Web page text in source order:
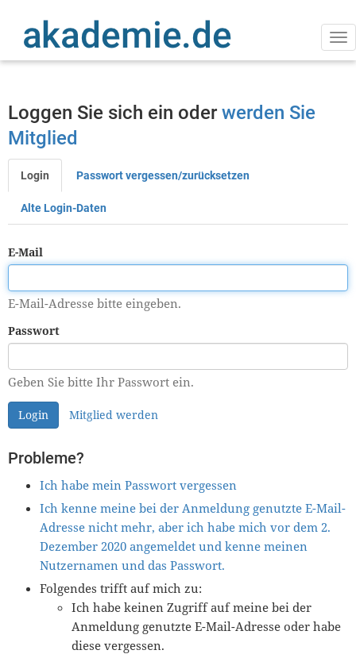
Inhalt
Loggen Sie sich ein oder werden Sie
Mitglied
Primäre
Reiter
Login Passwort vergessen/zurücksetzen
Alte Login-Daten
E-Mail
E-Mail-Adresse bitte eingeben.
Passwort
Geben Sie bitte Ihr Passwort ein.
Login Mitglied werden
Probleme?
Ich habe mein Passwort vergessen
Ich kenne meine bei der Anmeldung genutzte E-Mail-
Adresse nicht mehr, aber ich habe mich vor dem 2.
Dezember 2020 angemeldet und kenne meinen
Nutzernamen und das Passwort.
Folgendes trifft auf mich zu:
Ich habe keinen Zugriff auf meine bei der
Anmeldung genutzte E-Mail-Adresse oder habe
diese vergessen.